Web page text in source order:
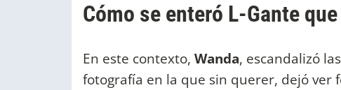
Cómo se enteró L-Gante
En este contexto, Wanda, escandalizó
fotografía en la que sin querer, dejó